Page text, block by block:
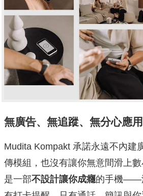
無廣告、無追蹤、無分心應
Mudita Kompakt 承諾永遠不內建
傳模組，也沒有讓你無意間滑上
是一部不設計讓你成癮的手機——